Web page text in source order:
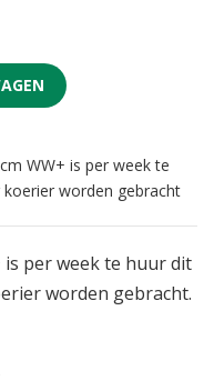
WW+ is per week te
worden gebracht
is per week te huur dit
worden gebracht.